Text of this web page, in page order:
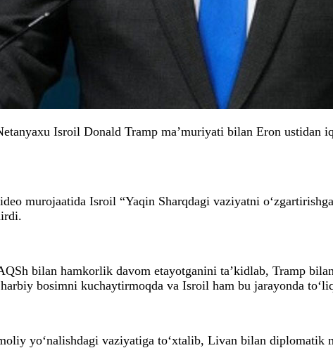
Isroil Donald Tramp ma’muriyati bilan Eron
murojaatida Isroil “Yaqin Sharqdagi vaziyatni
bilan hamkorlik davom etayotganini ta’kidlab, Tramp
bosimni kuchaytirmoqda va Isroil ham bu jarayonda
yo‘nalishdagi vaziyatiga to‘xtalib, Livan bilan diplomatik